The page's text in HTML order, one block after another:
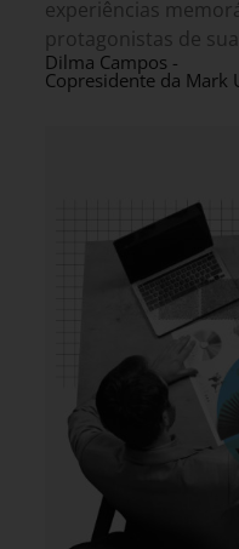
experiências
protagonistas de
Dilma Campos -
Copresidente da Mark